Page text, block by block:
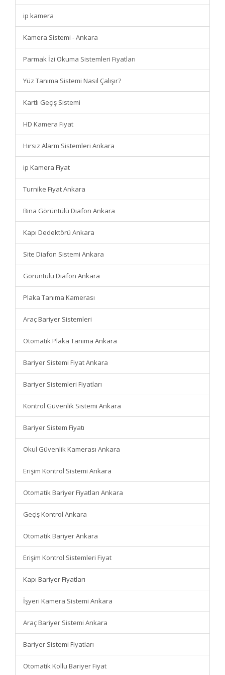
ip kamera
Kamera Sistemi - Ankara
Parmak İzi Okuma Sistemleri Fiyatları
Yüz Tanıma Sistemi Nasıl Çalışır?
Kartlı Geçiş Sistemi
HD Kamera Fiyat
Hırsız Alarm Sistemleri Ankara
ip Kamera Fiyat
Turnike Fiyat Ankara
Bina Görüntülü Diafon Ankara
Kapı Dedektörü Ankara
Site Diafon Sistemi Ankara
Görüntülü Diafon Ankara
Plaka Tanıma Kamerası
Araç Bariyer Sistemleri
Otomatik Plaka Tanıma Ankara
Bariyer Sistemi Fiyat Ankara
Bariyer Sistemleri Fiyatları
Kontrol Güvenlik Sistemi Ankara
Bariyer Sistem Fiyatı
Okul Güvenlik Kamerası Ankara
Erişim Kontrol Sistemi Ankara
Otomatik Bariyer Fiyatları Ankara
Geçiş Kontrol Ankara
Otomatik Bariyer Ankara
Erişim Kontrol Sistemleri Fiyat
Kapı Bariyer Fiyatları
İşyeri Kamera Sistemi Ankara
Araç Bariyer Sistemi Ankara
Bariyer Sistemi Fiyatları
Otomatik Kollu Bariyer Fiyat